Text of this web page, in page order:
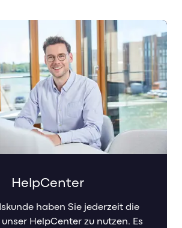
HelpCenter
haben Sie jederzeit die
HelpCenter zu nutzen. Es